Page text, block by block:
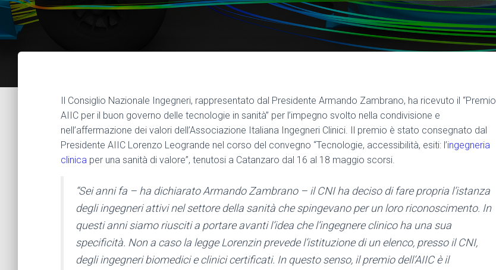
Il Consiglio Nazionale Ingegneri, rappresentato dal Presidente Armando Zambrano, ha ricevuto il “Premio
AIIC per il buon governo delle tecnologie in sanità” per l’impegno svolto nella condivisione e
nell’affermazione dei valori dell’Associazione Italiana Ingegneri Clinici. Il premio è stato consegnato dal
Presidente AIIC Lorenzo Leogrande nel corso del convegno “Tecnologie, accessibilità, esiti: l’ingegneria
clinica per una sanità di valore”, tenutosi a Catanzaro dal 16 al 18 maggio scorsi.
“Sei anni fa – ha dichiarato Armando Zambrano – il CNI ha deciso di fare propria l’istanza
degli ingegneri attivi nel settore della sanità che spingevano per un loro riconoscimento. In
questi anni siamo riusciti a portare avanti l’idea che l’ingegnere clinico ha una sua
specificità. Non a caso la legge Lorenzin prevede l’istituzione di un elenco, presso il CNI,
degli ingegneri biomedici e clinici certificati. In questo senso, il premio dell’AIIC è il